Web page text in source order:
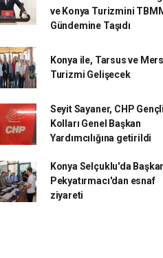
ve Konya Turizmini
Gündemine Taşıdı
Konya ile, Tarsus ve
Turizmi Gelişecek
Seyit Sayaner, CHP
Kolları Genel Başkan
Yardımcılığına getirildi
Konya Selçuklu'da
Pekyatırmacı'dan esnaf
ziyareti